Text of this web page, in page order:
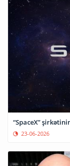
“SpaceX”
23-06-2026